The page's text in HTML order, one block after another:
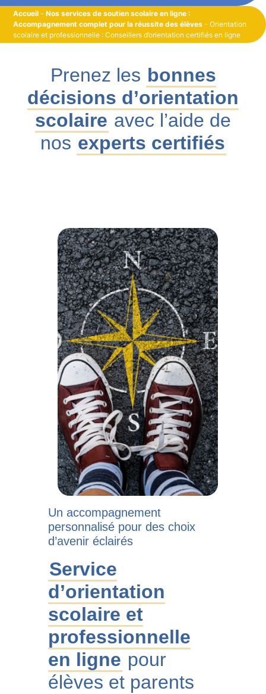
Accueil -Nos services de soutien scolaire en ligne :
Accompagnement complet pour la réussite des élèves -Orientation
scolaire et professionnelle : Conseillers d’orientation certifiés en ligne
Prenez les bonnes
décisions d’orientation
scolaire avec l’aide de
nos experts certifiés
Un accompagnement
personnalisé pour des choix
d’avenir éclairés
Service
d’orientation
scolaire et
professionnelle
en ligne pour
élèves et parents